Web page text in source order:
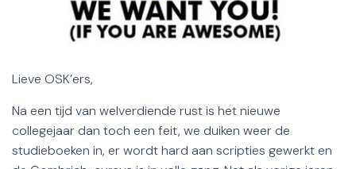
Lieve OSK’ers,
Na een tijd van welverdiende rust is het nieuwe
collegejaar dan toch een feit, we duiken weer de
studieboeken in, er wordt hard aan scripties gewerkt en